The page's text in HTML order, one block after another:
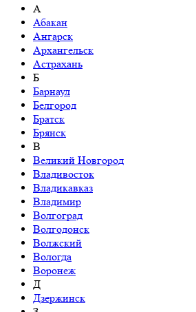
А
Абакан
Ангарск
Архангельск
Астрахань
Б
Барнаул
Белгород
Братск
Брянск
В
Великий Новгород
Владивосток
Владикавказ
Владимир
Волгоград
Волгодонск
Волжский
Вологда
Воронеж
Д
Дзержинск